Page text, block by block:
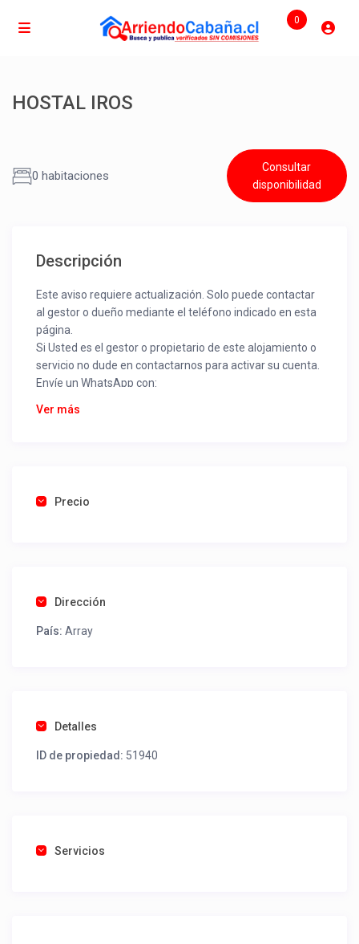
0
HOSTAL IROS
0 habitaciones
Consultar
disponibilidad
Descripción
Este aviso requiere actualización. Solo puede contactar
al gestor o dueño mediante el teléfono indicado en esta
página.
Si Usted es el gestor o propietario de este alojamiento o
servicio no dude en contactarnos para activar su cuenta.
Envíe un WhatsApp con:
Nombre alojamiento o servicio
Una foto de cuenta de luz o agua o gas que acredite
como un profesional sin COMISIONES ni ESTAFAS.
Tel contacto propiedad:
Ver más
Precio
Dirección
País: Array
Detalles
ID de propiedad: 51940
Servicios